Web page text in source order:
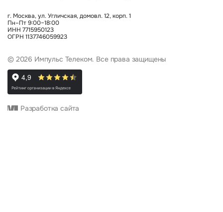
г. Москва, ул. Угличская, домовл. 12, корп. 1
Пн–Пт 9:00–18:00
ИНН 7715950123
ОГРН 1137746059923
© 2026 Импульс Телеком. Все права защищены
Разработка сайта